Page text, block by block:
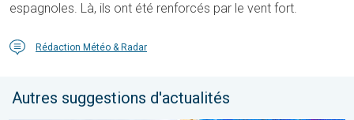
espagnoles. Là, ils ont été renforcés par le vent fort.
Rédaction Météo & Radar
Autres suggestions d'actualités